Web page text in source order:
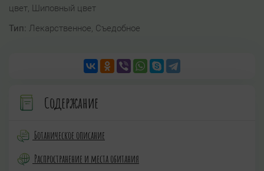
цвет, Шиповный цвет
Тип: Лекарственное, Съедобное
Содержание
Ботаническое описание
Распространение и места обитания